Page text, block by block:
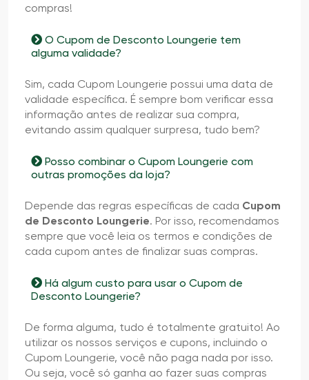
compras!
O Cupom de Desconto Loungerie tem
alguma validade?
Sim, cada Cupom Loungerie possui uma data de
validade específica. É sempre bom verificar essa
informação antes de realizar sua compra,
evitando assim qualquer surpresa, tudo bem?
Posso combinar o Cupom Loungerie com
outras promoções da loja?
Depende das regras específicas de cada Cupom
de Desconto Loungerie. Por isso, recomendamos
sempre que você leia os termos e condições de
cada cupom antes de finalizar suas compras.
Há algum custo para usar o Cupom de
Desconto Loungerie?
De forma alguma, tudo é totalmente gratuito! Ao
utilizar os nossos serviços e cupons, incluindo o
Cupom Loungerie, você não paga nada por isso.
Ou seja, você só ganha ao fazer suas compras